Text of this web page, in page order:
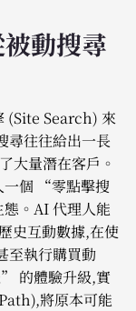
動搜尋
(Site Search) 來
尋往往給出一長
大量潛在客戶。
個 “零點擊搜
。AI 代理人能
史互動數據,在使
至執行購買動
的體驗升級,實
將原本可能